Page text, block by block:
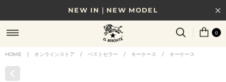
NEW IN｜NEW MODEL
8/17(月)10時まで｜税込11,000円以上で送料無料
贈る相手やシーンから選べる、新しいギフトガイド
0
HOME | オンラインストア / ベストセラー / キーケース / キーケース